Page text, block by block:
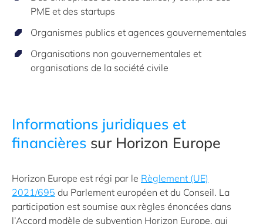
PME et des startups
Organismes publics et agences gouvernementales
Organisations non gouvernementales et
organisations de la société civile
Informations juridiques et
financières sur Horizon Europe
Horizon Europe est régi par le Règlement (UE)
2021/695 du Parlement européen et du Conseil. La
participation est soumise aux règles énoncées dans
l’Accord modèle de subvention Horizon Europe, qui